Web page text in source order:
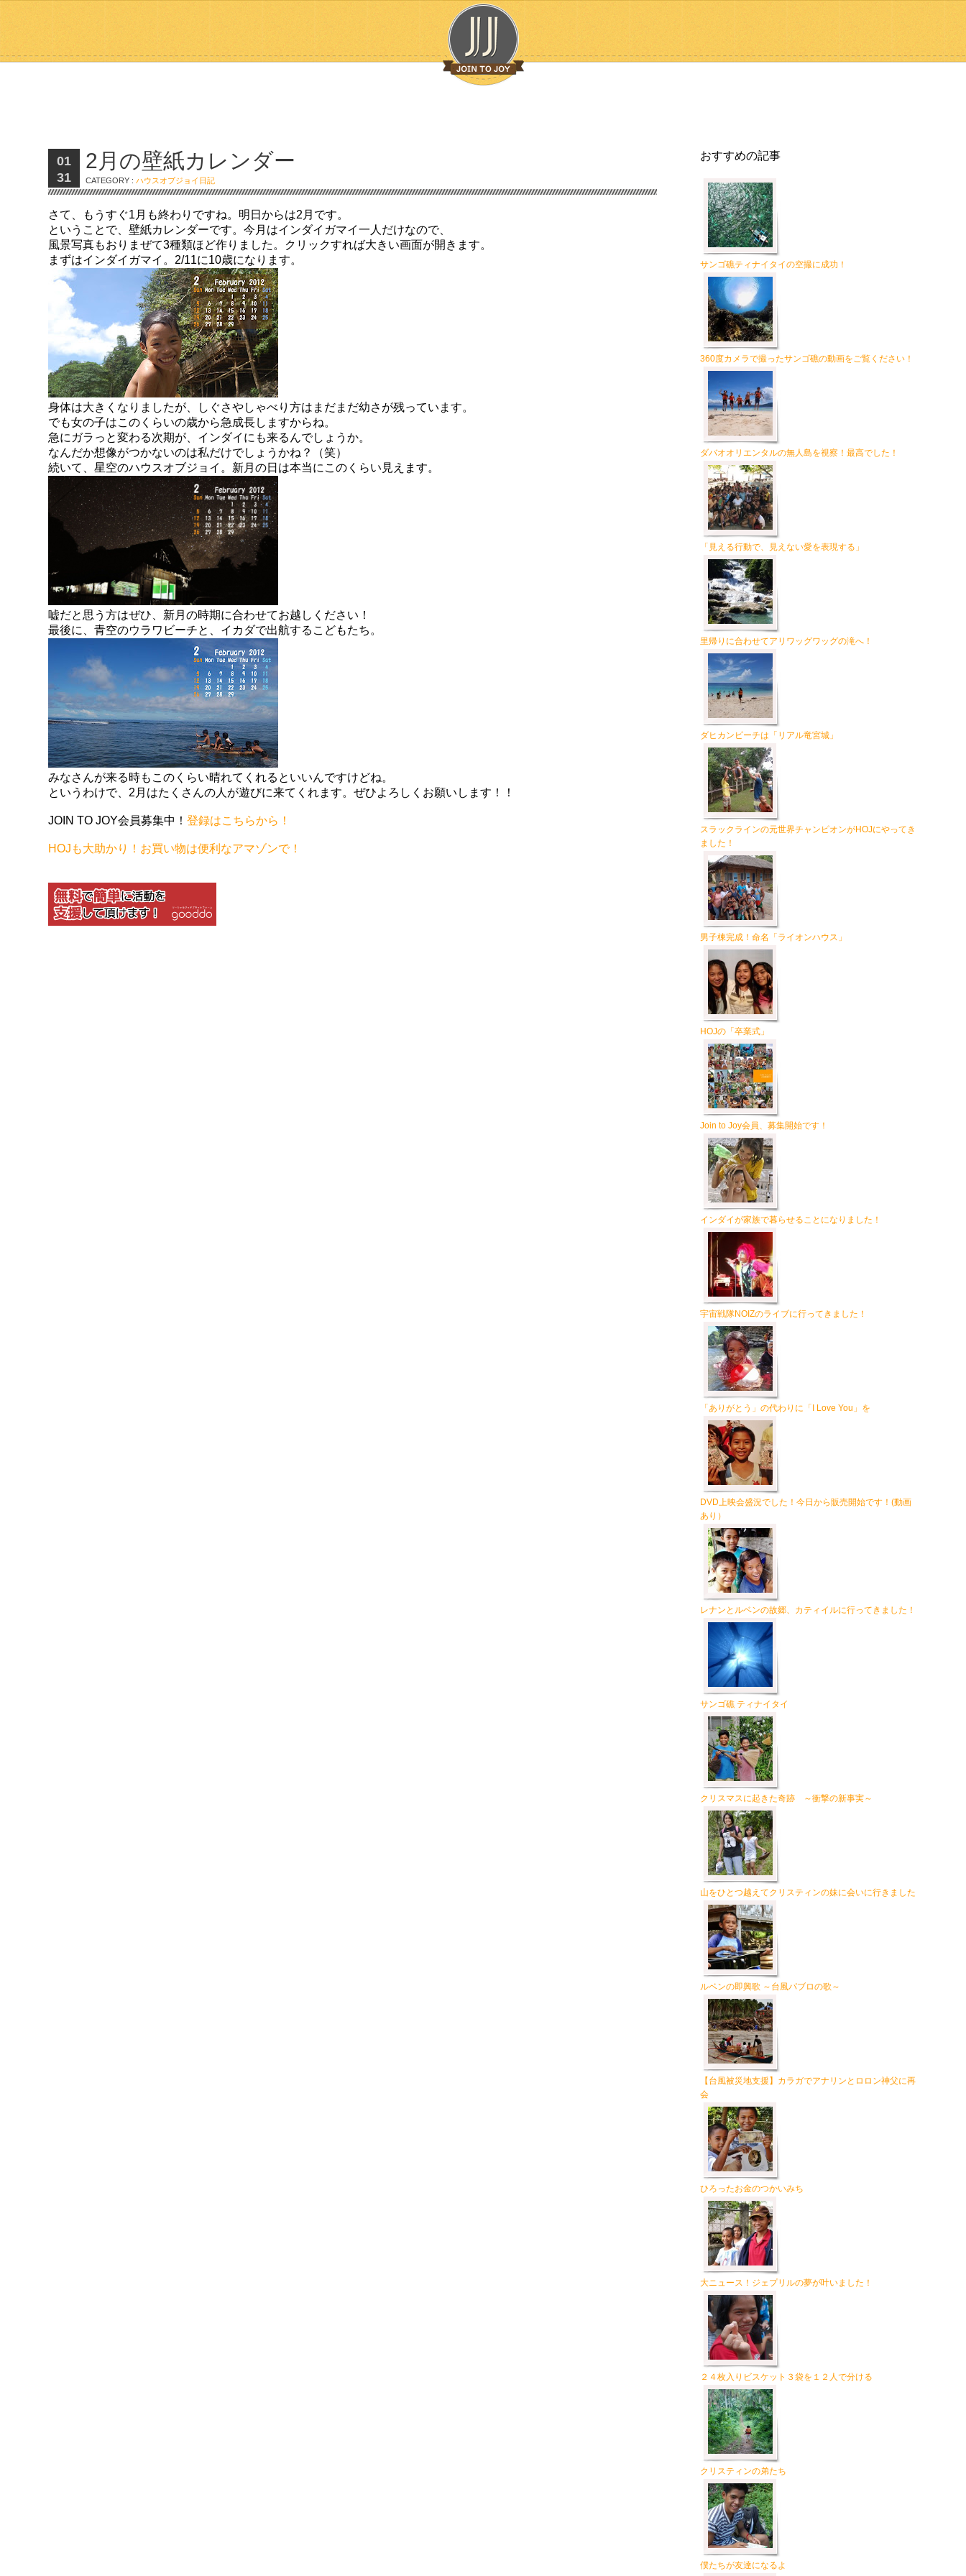
01
31
2月の壁紙カレンダー
CATEGORY :ハウスオブジョイ日記
さて、もうすぐ1月も終わりですね。明日からは2月です。
ということで、壁紙カレンダーです。今月はインダイガマイ一人だけなので、
風景写真もおりまぜて3種類ほど作りました。クリックすれば大きい画面が開きます。
まずはインダイガマイ。2/11に10歳になります。
身体は大きくなりましたが、しぐさやしゃべり方はまだまだ幼さが残っています。
でも女の子はこのくらいの歳から急成長しますからね。
急にガラっと変わる次期が、インダイにも来るんでしょうか。
なんだか想像がつかないのは私だけでしょうかね？（笑）
続いて、星空のハウスオブジョイ。新月の日は本当にこのくらい見えます。
嘘だと思う方はぜひ、新月の時期に合わせてお越しください！
最後に、青空のウラワビーチと、イカダで出航するこどもたち。
みなさんが来る時もこのくらい晴れてくれるといいんですけどね。
というわけで、2月はたくさんの人が遊びに来てくれます。ぜひよろしくお願いします！！
JOIN TO JOY会員募集中！登録はこちらから！
HOJも大助かり！お買い物は便利なアマゾンで！
おすすめの記事
サンゴ礁ティナイタイの空撮に成功！
360度カメラで撮ったサンゴ礁の動画をご覧ください！
ダバオオリエンタルの無人島を視察！最高でした！
「見える行動で、見えない愛を表現する」
里帰りに合わせてアリワッグワッグの滝へ！
ダヒカンビーチは「リアル竜宮城」
スラックラインの元世界チャンピオンがHOJにやってき
ました！
男子棟完成！命名「ライオンハウス」
HOJの「卒業式」
Join to Joy会員、募集開始です！
インダイが家族で暮らせることになりました！
宇宙戦隊NOIZのライブに行ってきました！
「ありがとう」の代わりに「I Love You」を
DVD上映会盛況でした！今日から販売開始です！(動画
あり）
レナンとルベンの故郷、カティイルに行ってきました！
サンゴ礁 ティナイタイ
クリスマスに起きた奇跡 ～衝撃の新事実～
山をひとつ越えてクリスティンの妹に会いに行きました
ルベンの即興歌 ～台風パブロの歌～
【台風被災地支援】カラガでアナリンとロロン神父に再
会
ひろったお金のつかいみち
大ニュース！ジェプリルの夢が叶いました！
２４枚入りビスケット３袋を１２人で分ける
クリスティンの弟たち
僕たちが友達になるよ